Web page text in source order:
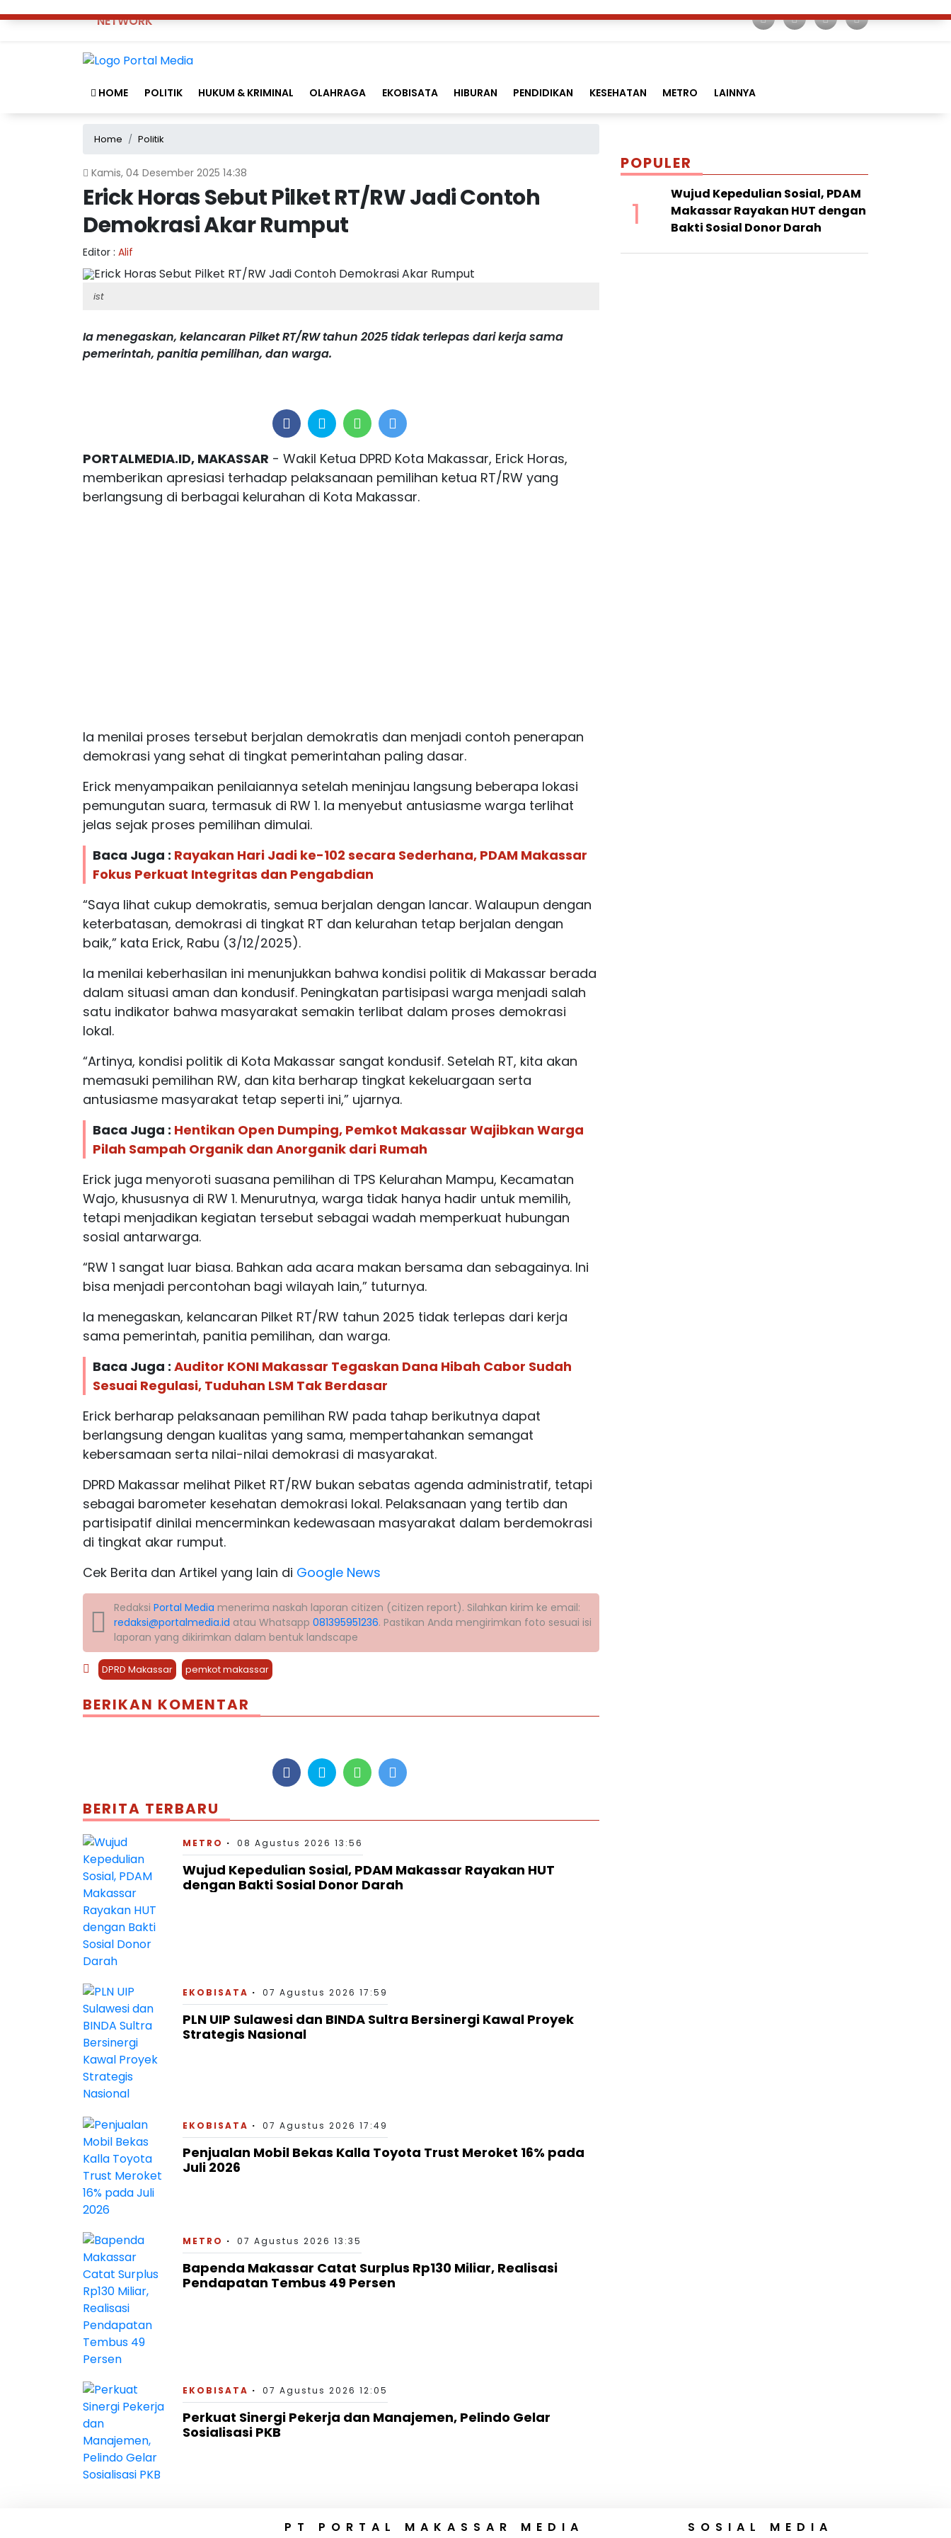
NETWORK
HOME POLITIK HUKUM & KRIMINAL OLAHRAGA EKOBISATA HIBURAN PENDIDIKAN KESEHATAN METRO LAINNYA
Home Politik
Kamis, 04 Desember 2025 14:38
Erick Horas Sebut Pilket RT/RW Jadi Contoh
Demokrasi Akar Rumput
Editor : Alif
ist
Ia menegaskan, kelancaran Pilket RT/RW tahun 2025 tidak terlepas dari kerja sama
pemerintah, panitia pemilihan, dan warga.
PORTALMEDIA.ID, MAKASSAR - Wakil Ketua DPRD Kota Makassar, Erick Horas,
memberikan apresiasi terhadap pelaksanaan pemilihan ketua RT/RW yang
berlangsung di berbagai kelurahan di Kota Makassar.
Ia menilai proses tersebut berjalan demokratis dan menjadi contoh penerapan
demokrasi yang sehat di tingkat pemerintahan paling dasar.
Erick menyampaikan penilaiannya setelah meninjau langsung beberapa lokasi
pemungutan suara, termasuk di RW 1. Ia menyebut antusiasme warga terlihat
jelas sejak proses pemilihan dimulai.
Baca Juga : Rayakan Hari Jadi ke-102 secara Sederhana, PDAM Makassar
Fokus Perkuat Integritas dan Pengabdian
“Saya lihat cukup demokratis, semua berjalan dengan lancar. Walaupun dengan
keterbatasan, demokrasi di tingkat RT dan kelurahan tetap berjalan dengan
baik,” kata Erick, Rabu (3/12/2025).
Ia menilai keberhasilan ini menunjukkan bahwa kondisi politik di Makassar berada
dalam situasi aman dan kondusif. Peningkatan partisipasi warga menjadi salah
satu indikator bahwa masyarakat semakin terlibat dalam proses demokrasi
lokal.
“Artinya, kondisi politik di Kota Makassar sangat kondusif. Setelah RT, kita akan
memasuki pemilihan RW, dan kita berharap tingkat kekeluargaan serta
antusiasme masyarakat tetap seperti ini,” ujarnya.
Baca Juga : Hentikan Open Dumping, Pemkot Makassar Wajibkan Warga
Pilah Sampah Organik dan Anorganik dari Rumah
Erick juga menyoroti suasana pemilihan di TPS Kelurahan Mampu, Kecamatan
Wajo, khususnya di RW 1. Menurutnya, warga tidak hanya hadir untuk memilih,
tetapi menjadikan kegiatan tersebut sebagai wadah memperkuat hubungan
sosial antarwarga.
“RW 1 sangat luar biasa. Bahkan ada acara makan bersama dan sebagainya. Ini
bisa menjadi percontohan bagi wilayah lain,” tuturnya.
Ia menegaskan, kelancaran Pilket RT/RW tahun 2025 tidak terlepas dari kerja
sama pemerintah, panitia pemilihan, dan warga.
Baca Juga : Auditor KONI Makassar Tegaskan Dana Hibah Cabor Sudah
Sesuai Regulasi, Tuduhan LSM Tak Berdasar
Erick berharap pelaksanaan pemilihan RW pada tahap berikutnya dapat
berlangsung dengan kualitas yang sama, mempertahankan semangat
kebersamaan serta nilai-nilai demokrasi di masyarakat.
DPRD Makassar melihat Pilket RT/RW bukan sebatas agenda administratif, tetapi
sebagai barometer kesehatan demokrasi lokal. Pelaksanaan yang tertib dan
partisipatif dinilai mencerminkan kedewasaan masyarakat dalam berdemokrasi
di tingkat akar rumput.
Cek Berita dan Artikel yang lain di Google News
Redaksi Portal Media menerima naskah laporan citizen (citizen report). Silahkan kirim ke email:
redaksi@portalmedia.id atau Whatsapp 081395951236. Pastikan Anda mengirimkan foto sesuai isi
laporan yang dikirimkan dalam bentuk landscape
DPRD Makassar pemkot makassar
BERIKAN KOMENTAR
BERITA TERBARU
METRO 08 Agustus 2026 13:56
Wujud Kepedulian Sosial, PDAM Makassar Rayakan HUT
dengan Bakti Sosial Donor Darah
EKOBISATA 07 Agustus 2026 17:59
PLN UIP Sulawesi dan BINDA Sultra Bersinergi Kawal Proyek
Strategis Nasional
EKOBISATA 07 Agustus 2026 17:49
Penjualan Mobil Bekas Kalla Toyota Trust Meroket 16% pada
Juli 2026
METRO 07 Agustus 2026 13:35
Bapenda Makassar Catat Surplus Rp130 Miliar, Realisasi
Pendapatan Tembus 49 Persen
EKOBISATA 07 Agustus 2026 12:05
Perkuat Sinergi Pekerja dan Manajemen, Pelindo Gelar
Sosialisasi PKB
POPULER
1
Wujud Kepedulian Sosial, PDAM
Makassar Rayakan HUT dengan
Bakti Sosial Donor Darah
PT PORTAL MAKASSAR MEDIA SOSIAL MEDIA